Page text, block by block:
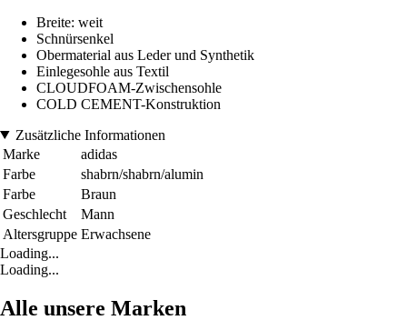
Breite: weit
Schnürsenkel
Obermaterial aus Leder und Synthetik
Einlegesohle aus Textil
CLOUDFOAM-Zwischensohle
COLD CEMENT-Konstruktion
Zusätzliche Informationen
Marke
adidas
Farbe
shabrn/shabrn/alumin
Farbe
Braun
Geschlecht
Mann
Altersgruppe Erwachsene
Loading...
Loading...
Alle unsere Marken